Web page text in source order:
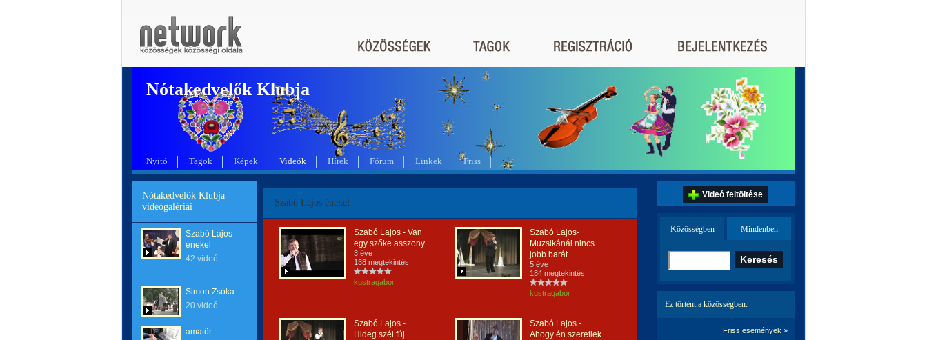
Nótakedvelők Klubja
Nyitó Tagok Képek Videók Hírek Fórum Linkek Friss
Nótakedvelők Klubja
videógalériái
Szabó Lajos
énekel
42 videó
Simon Zsóka
20 videó
amatör
Szabó Lajos énekel
Szabó Lajos - Van
egy szőke asszony
3 éve
138 megtekintés
kustragabor
Szabó Lajos-
Muzsikánál nincs
jobb barát
5 éve
184 megtekintés
kustragabor
Szabó Lajos -
Hideg szél fúj
Szabó Lajos -
Ahogy én szeretlek
Videó feltöltése
Közösségben Mindenben
Ez történt a közösségben:
Friss események »